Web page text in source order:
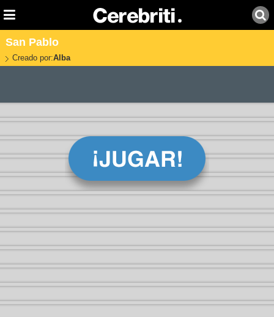
San Pablo
Creado por:Alba